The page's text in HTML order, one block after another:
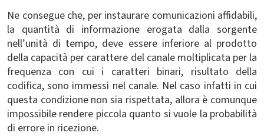
Ne consegue che, per instaurare comunicazioni affidabili,
la quantità di informazione erogata dalla sorgente
nell’unità di tempo, deve essere inferiore al prodotto
della capacità per carattere del canale moltiplicata per la
frequenza con cui i caratteri binari, risultato della
codifica, sono immessi nel canale. Nel caso infatti in cui
questa condizione non sia rispettata, allora è comunque
impossibile rendere piccola quanto si vuole la probabilità
di errore in ricezione.